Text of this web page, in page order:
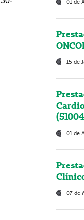
01 de
15 de
01 de
07 de